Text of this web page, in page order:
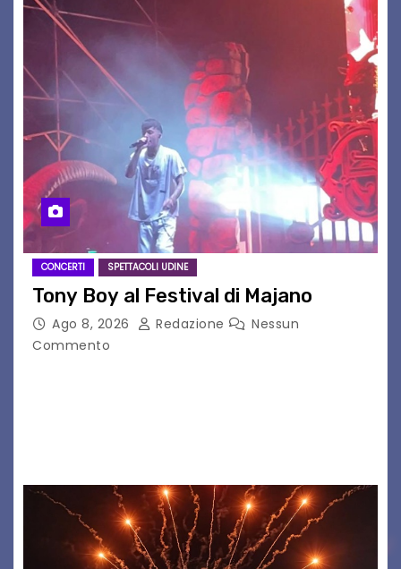
CONCERTI SPETTACOLI UDINE
Tony Boy al Festival di Majano
Ago 8, 2026 Redazione
Nessun
Commento